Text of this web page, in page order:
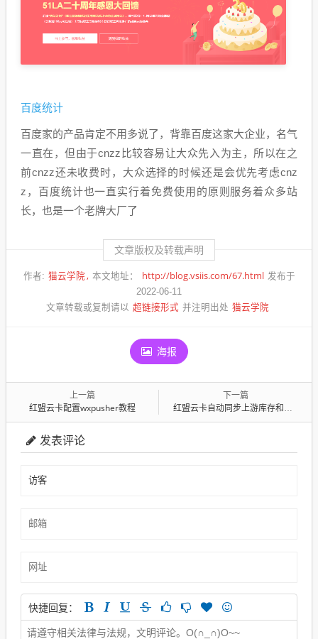
百度统计
百度家的产品肯定不用多说了，背靠百度这家大企业，名气
一直在，但由于cnzz比较容易让大众先入为主，所以在之
前cnzz还未收费时，大众选择的时候还是会优先考虑cnz
z，百度统计也一直实行着免费使用的原则服务着众多站
长，也是一个老牌大厂了
文章版权及转载声明
作者: 猫云学院 本文地址： http://blog.vsiis.com/67.html 发布于
2022-06-11
文章转载或复制请以 超链接形式 并注明出处 猫云学院
海报
上一篇
红盟云卡配置wxpusher教程
下一篇
红盟云卡自动同步上游库存和商品状态
发表评论
快捷回复：